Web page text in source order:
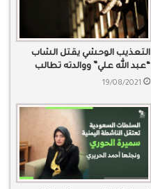
التعذيب الوحشي يقتل الشاب
“عبد الله علي” ووالدته تطالب
بالعدالة
19/08/2021